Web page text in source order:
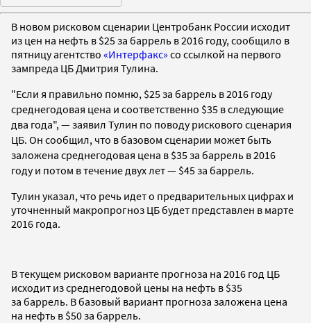
В новом рисковом сценарии Центробанк России исходит
из цен на нефть в $25 за баррель в 2016 году, сообщило в
пятницу агентство «Интерфакс» со ссылкой на первого
зампреда ЦБ Дмитрия Тулина.
"Если я правильно помню, $25 за баррель в 2016 году
среднегодовая цена и соответственно $35 в следующие
два года", — заявил Тулин по поводу рискового сценария
ЦБ. Он сообщил, что в базовом сценарии может быть
заложена среднегодовая цена в $35 за баррель в 2016
годуи потом в течение двух лет — $45 за баррель.
Тулин указал, что речь идет о предварительных цифрах и
уточненный макропрогноз ЦБ будет представлен в марте
2016 года.
В текущем рисковом варианте прогноза на 2016 год ЦБ
исходит из среднегодовой цены на нефть в $35
за баррель. В базовый вариант прогноза заложена цена
на нефть в $50 за баррель.